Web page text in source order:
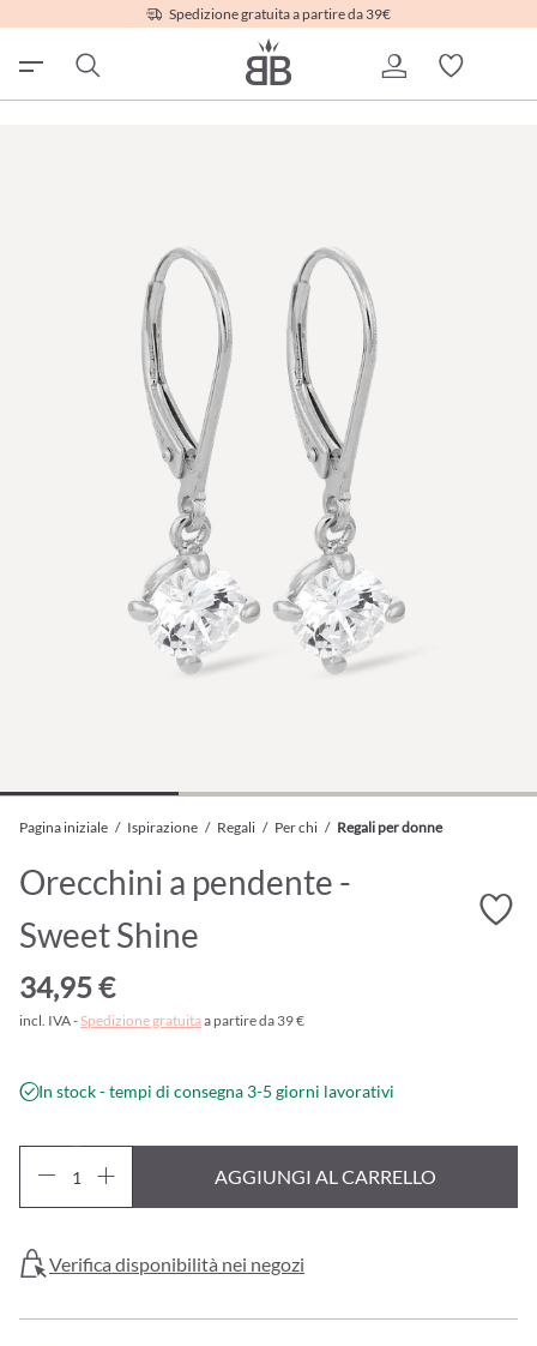
Spedizione gratuita a partire da 39€
Pagina iniziale / Ispirazione / Regali / Per chi / Regali per donne
Orecchini a pendente -
Sweet Shine
34,95 €
incl. IVA - Spedizione gratuitaa partire da 39 €
In stock - tempi di consegna 3-5 giorni lavorativi
AGGIUNGI AL CARRELLO
Verifica disponibilità nei negozi